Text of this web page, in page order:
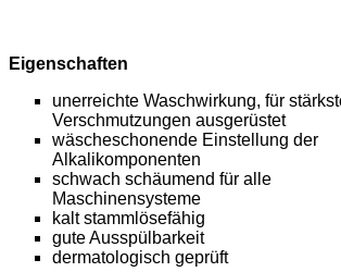
Eigenschaften
unerreichte Waschwirkung, für
Verschmutzungen ausgerüstet
wäscheschonende Einstellung der
Alkalikomponenten
schwach schäumend für alle
Maschinensysteme
kalt stammlösefähig
gute Ausspülbarkeit
dermatologisch geprüft